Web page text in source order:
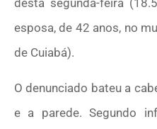
desta segunda-feira
esposa, de 42 anos, no
de Cuiabá).
O denunciado bateu a
e a parede. Segundo